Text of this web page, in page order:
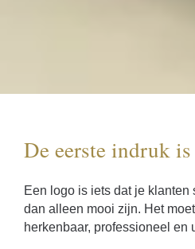
De eerste indruk
Een logo is iets dat je klanten
dan alleen mooi zijn. Het
herkenbaar, professioneel en